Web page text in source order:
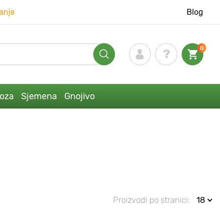
Blog
0
Sjemena Gnojivo
Proizvodi po stranici: 18